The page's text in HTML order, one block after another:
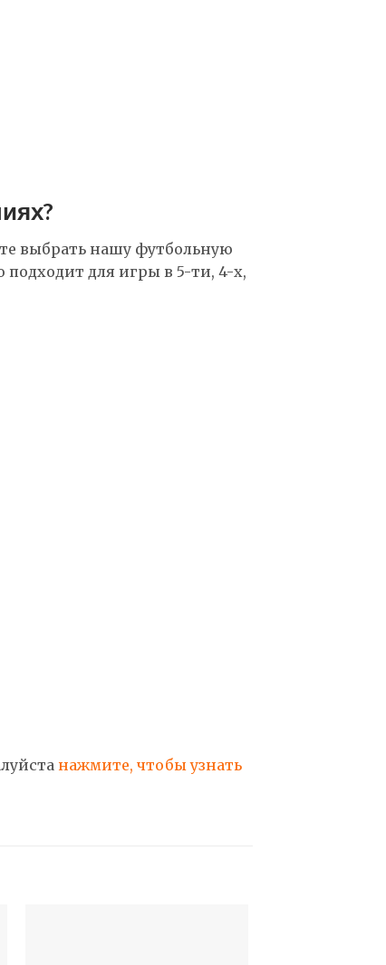
выбрать нашу футбольную
подходит для игры в 5-ти, 4-х,
нажмите, чтобы узнать